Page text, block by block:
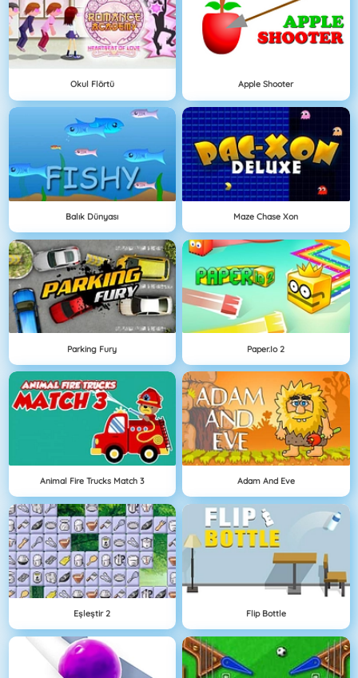
Okul Flörtü Apple Shooter
Balık Dünyası Maze Chase Xon
Parking Fury Paper.io 2
Animal Fire Trucks Match 3 Adam And Eve
Eşleştir 2 Flip Bottle